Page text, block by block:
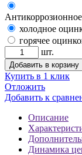
холодное
горячее
шт.
Добавить в корзину
Купить в 1 клик
Отложить
Добавить к
Описание
Динамика